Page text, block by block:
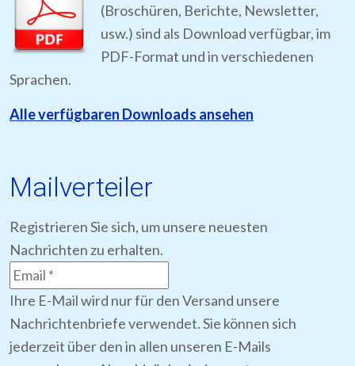
(Broschüren, Berichte, Newsletter,
usw.) sind als Download verfügbar, im
PDF-Format und in verschiedenen
Sprachen.
Alle verfügbaren Downloads ansehen
Mailverteiler
Registrieren Sie sich, um unsere neuesten
Nachrichten zu erhalten.
Ihre E-Mail wird nur für den Versand unsere
Nachrichtenbriefe verwendet. Sie können sich
jederzeit über den in allen unseren E-Mails